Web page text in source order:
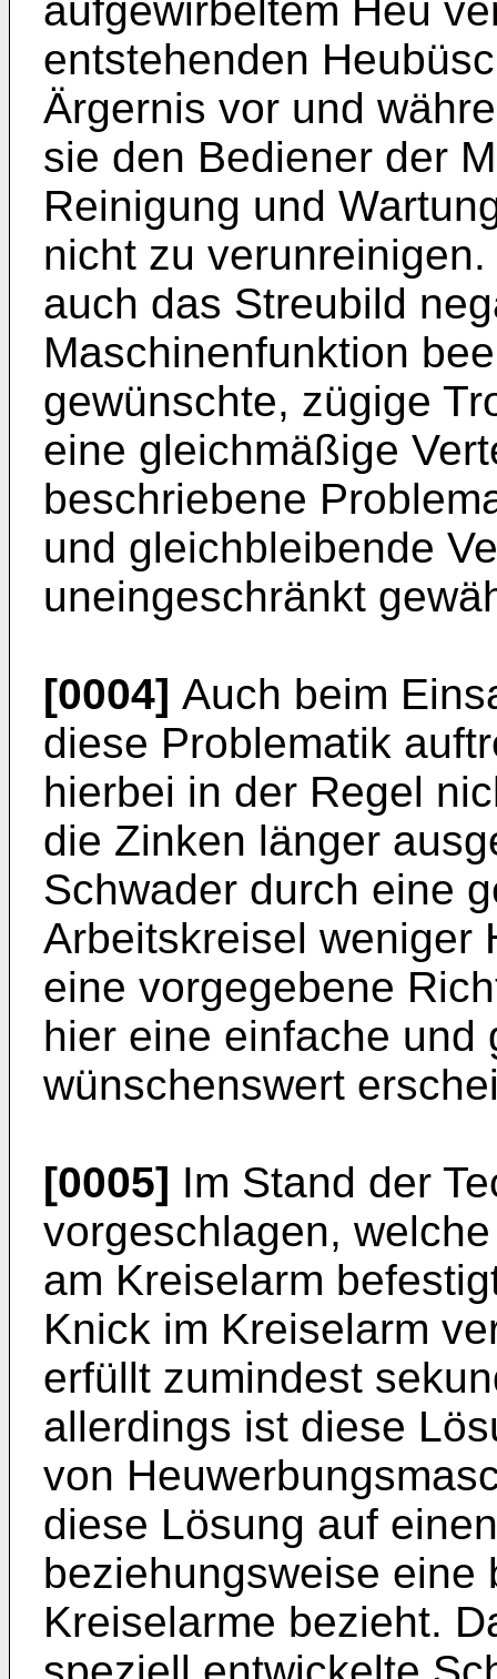
aufgewirbeltem Heu
entstehenden
Ärgernis vor und
sie den Bediener der
Reinigung und
nicht zu
auch das Streubild
Maschinenfunktion
gewünschte, zügige
eine gleichmäßige
beschriebene
und gleichbleibende
uneingeschränkt
[0004] Auch beim
diese Problematik
hierbei in der Regel
die Zinken länger
Schwader durch eine
Arbeitskreisel weniger
eine vorgegebene
hier eine einfache und
wünschenswert
[0005] Im Stand der
vorgeschlagen,
am Kreiselarm
Knick im Kreiselarm
erfüllt zumindest
allerdings ist diese
von
diese Lösung auf
beziehungsweise eine
Kreiselarme bezieht.